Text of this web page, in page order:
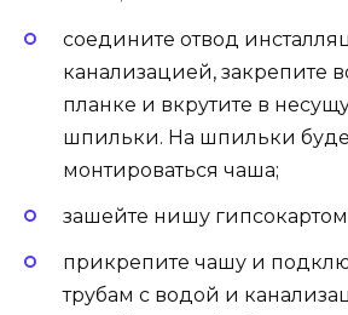
соедините отвод
канализацией, закрепите
планке и вкрутите в
шпильки. На шпильки
монтироваться чаша;
зашейте нишу
прикрепите чашу и
трубам с водой и